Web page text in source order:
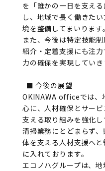
を「誰かの一日を支え
し、地域で長く働きた
境を整備してまいります。
また、今後は特定技能
紹介・定着支援にも注
力の確保を実現していき
■ 今後の展望
OKINAWA officeでは、
心に、人材確保とサー
支える取り組みを強化し
清掃業務にとどまらず
体を支える人材支援へ
に入れております。
エコノハグループは、